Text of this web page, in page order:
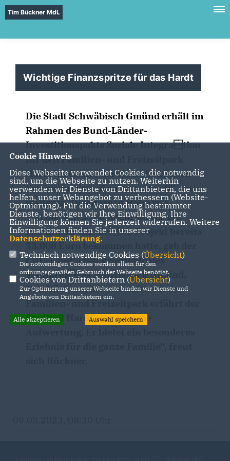
Tim Bückner MdL
Wichtige Finanzspritze für das Hardt
Die Stadt Schwäbisch Gmünd erhält im
Rahmen des Bund-Länder-
Investitionspakts Soziale Integration
für den Familien- und Freizeitpark
Hardt im Gebiet der städtebaulichen
Erneuerungsmaßnahme „Hardt“ einen
weiteren Zuschuss in Höhe von
100.000 Euro, nachdem sie vor gut
einem Jahr für dieses Projekt bereits
33.000 Euro bekommen hatte, gab der
CDU-Landtagsabgeordnete des
Wahlkreises Schwäbisch Gmünd,
Tim Bückner, bekannt. „Durch den
Familien- und Freizeitpark erfährt der
Stadtteil Hardt eine enorme
Cookie Hinweis
Diese Webseite verwendet Cookies, die notwendig
sind, um die Webseite zu nutzen. Weiterhin
verwenden wir Dienste von Drittanbietern, die uns
helfen, unser Webangebot zu verbessern (Website-
Optmierung). Für die Verwendung bestimmter
Dienste, benötigen wir Ihre Einwilligung. Ihre
Einwilligung können Sie jederzeit widerrufen. Weitere
Informationen finden Sie in unserer
Datenschutzerklärung.
Technisch notwendige Cookies (Übersicht)
Die notwendigen Cookies werden allein für den
ordnungsgemäßen Gebrauch der Webseite benötigt.
Cookies von Drittanbietern (Übersicht)
Zur Optimierung unserer Webseite binden wir Dienste und
Angebote von Drittanbietern ein.
Alle akzeptieren Auswahl speichern